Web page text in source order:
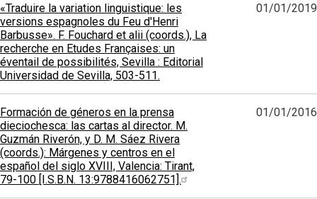
«Traduire la variation linguistique: les
versions espagnoles du Feu d'Henri
Barbusse». F. Fouchard et alii (coords.), La
recherche en Etudes Françaises: un
éventail de possibilités, Sevilla : Editorial
Universidad de Sevilla, 503-511.
01/01/2019
Formación de géneros en la prensa
dieciochesca: las cartas al director. M.
Guzmán Riverón, y D. M. Sáez Rivera
(coords.): Márgenes y centros en el
español del siglo XVIII, Valencia: Tirant,
79-100 [I.S.B.N. 13:9788416062751].
01/01/2016